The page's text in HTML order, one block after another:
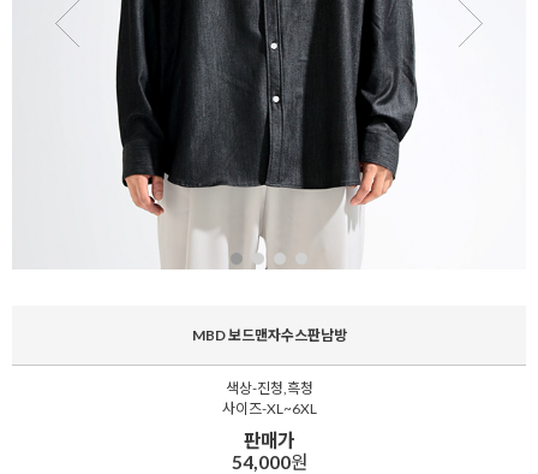
MBD 보드맨자수스판남방
색상-진청,흑청
사이즈-XL~6XL
판매가
54,000원